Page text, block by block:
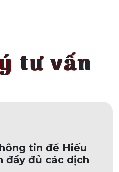
tư vấn
tin để Hiếu
đầy đủ các dịch